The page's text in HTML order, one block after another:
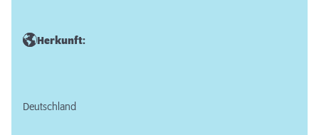
Herkunft:
Deutschland